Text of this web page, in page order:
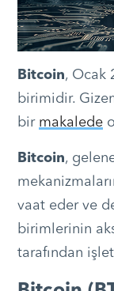
Bitcoin, Ocak
birimidir.
bir makalede
Bitcoin,
vaat eder ve
birimlerinin
tarafından